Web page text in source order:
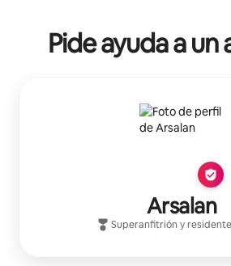
Pide ayuda a
Arsalan
Superanfitrión y